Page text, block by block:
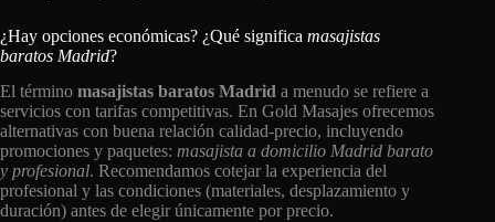
¿Hay opciones económicas? ¿Qué significa masajistas
baratos Madrid?
El término masajistas baratos Madrid a menudo se refiere a
servicios con tarifas competitivas. En Gold Masajes ofrecemos
alternativas con buena relación calidad-precio, incluyendo
promociones y paquetes: masajista a domicilio Madrid barato
y profesional. Recomendamos cotejar la experiencia del
profesional y las condiciones (materiales, desplazamiento y
duración) antes de elegir únicamente por precio.